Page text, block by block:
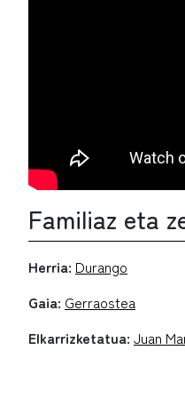
Familiaz eta
Herria: Durango
Gaia: Gerraostea
Elkarrizketatua: Juan